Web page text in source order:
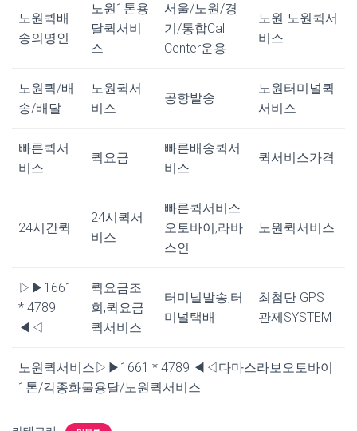
노원퀵배
송의명인
노원1톤용
달퀵서비
스
서울/노원/경
기/통합Call
Center운용
노원 노원퀵서
비스
노원퀵/배
송/배달
노원귁서
비스
공항발송
노원터미널퀵
서비스
빠른퀵서
비스
퀵요금
빠른배송퀵서
비스
퀵서비스가격
24시간퀵
24시퀵서
비스
빠른퀵서비스
오토바이,라바
스인
노원퀵서비스
▷▶1661
* 4789
◀◁
퀵요금조
회,퀵요금
퀵서비스
터미널발송,터
미널택배
최첨단 GPS
관제SYSTEM
노원퀵서비스▷▶1661 * 4789 ◀◁다마스라보오토바이
1톤/각종화물용달/노원퀵서비스